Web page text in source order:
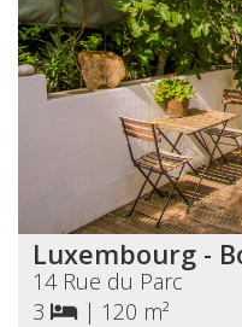
Luxembourg -
14 Rue du Parc
3
| 120 m²